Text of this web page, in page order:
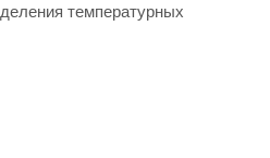
температурных